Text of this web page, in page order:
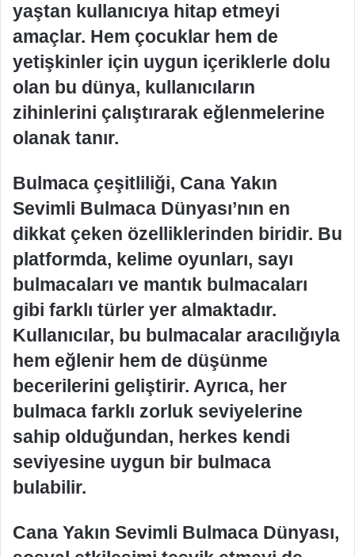
yaştan kullanıcıya hitap etmeyi
amaçlar. Hem çocuklar hem de
yetişkinler için uygun içeriklerle dolu
olan bu dünya, kullanıcıların
zihinlerini çalıştırarak eğlenmelerine
olanak tanır.
Bulmaca çeşitliliği, Cana Yakın
Sevimli Bulmaca Dünyası’nın en
dikkat çeken özelliklerinden biridir. Bu
platformda, kelime oyunları, sayı
bulmacaları ve mantık bulmacaları
gibi farklı türler yer almaktadır.
Kullanıcılar, bu bulmacalar aracılığıyla
hem eğlenir hem de düşünme
becerilerini geliştirir. Ayrıca, her
bulmaca farklı zorluk seviyelerine
sahip olduğundan, herkes kendi
seviyesine uygun bir bulmaca
bulabilir.
Cana Yakın Sevimli Bulmaca Dünyası,